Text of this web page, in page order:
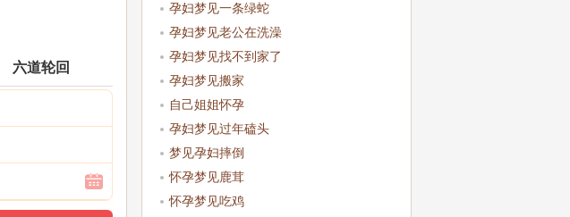
六道轮回
孕妇梦见一条绿蛇
孕妇梦见老公在洗澡
孕妇梦见找不到家了
孕妇梦见搬家
自己姐姐怀孕
孕妇梦见过年磕头
梦见孕妇摔倒
怀孕梦见鹿茸
怀孕梦见吃鸡